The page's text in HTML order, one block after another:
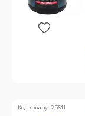
Код товару: 25611